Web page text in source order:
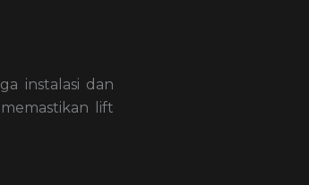
instalasi dan
lift